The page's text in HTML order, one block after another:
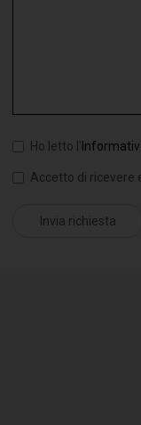
Ho letto l'
Accetto di ricevere